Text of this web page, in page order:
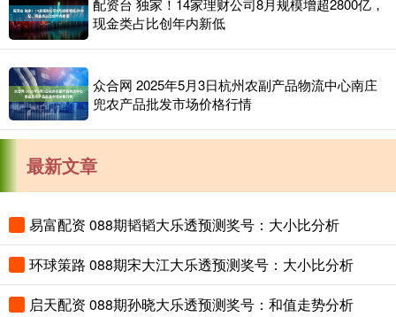
配资台 独家！14家理财公司8月规模增超2800亿，
现金类占比创年内新低
众合网 2025年5月3日杭州农副产品物流中心南庄
兜农产品批发市场价格行情
最新文章
易富配资 088期韬韬大乐透预测奖号：大小比分析
环球策路 088期宋大江大乐透预测奖号：大小比分析
启天配资 088期孙晓大乐透预测奖号：和值走势分析